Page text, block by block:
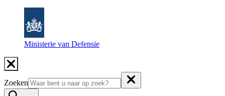
Ministerie van Defensie
Zoeken